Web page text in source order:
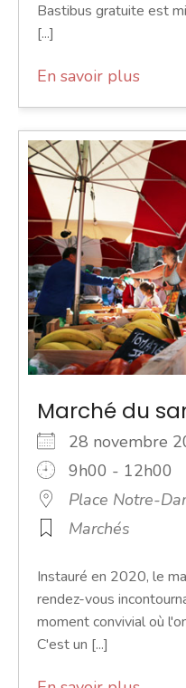
Bastibus gratuite est
[...]
En savoir plus
Marché du
28 novembre
9h00 - 12h00
Place Notre-
Marchés
Instauré en 2020, le
rendez-vous
moment convivial où
C'est un [...]